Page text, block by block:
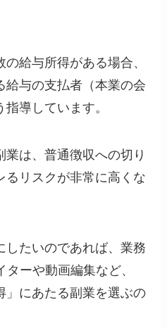
給与所得がある場合、
給与の支払者（本業の会
導しています。
は、普通徴収への切り
るリスクが非常に高くな
したいのであれば、業務
ーや動画編集など、
」にあたる副業を選ぶの